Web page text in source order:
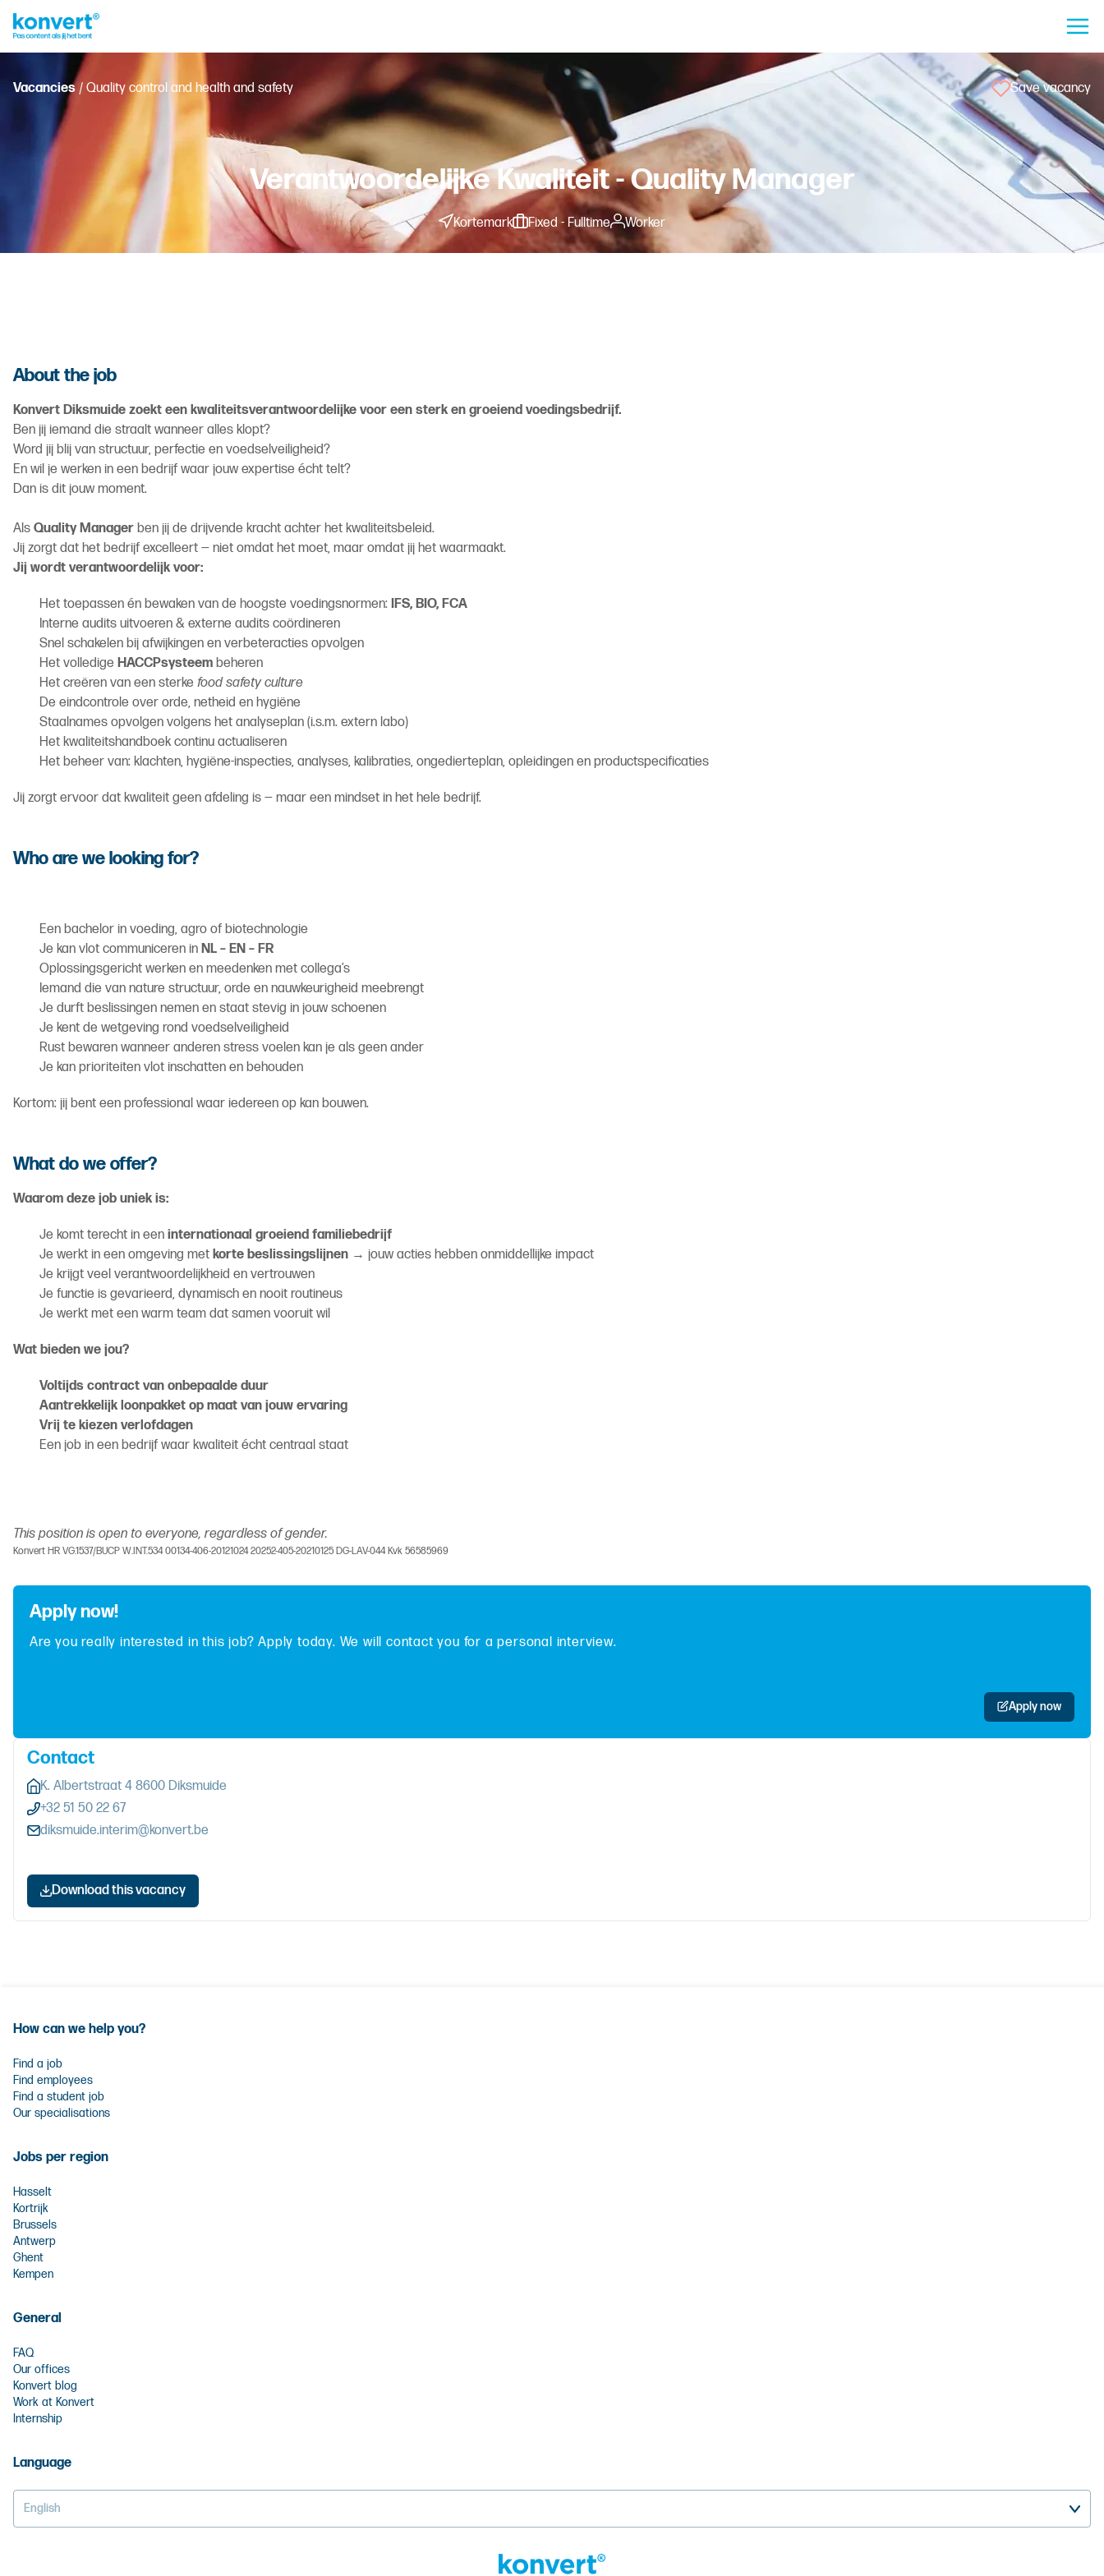
Vacancies/ Quality control and health and safety Save vacancy
Verantwoordelijke Kwaliteit - Quality Manager
Kortemark Fixed - Fulltime Worker
About the job
Konvert Diksmuide zoekt een kwaliteitsverantwoordelijke voor een sterk en groeiend voedingsbedrijf.
Ben jij iemand die straalt wanneer alles klopt?
Word jij blij van structuur, perfectie en voedselveiligheid?
En wil je werken in een bedrijf waar jouw expertise écht telt?
Dan is dit jouw moment.
Als Quality Manager ben jij de drijvende kracht achter het kwaliteitsbeleid.
Jij zorgt dat het bedrijf excelleert — niet omdat het moet, maar omdat jij het waarmaakt.
Jij wordt verantwoordelijk voor:
Het toepassen én bewaken van de hoogste voedingsnormen: IFS, BIO, FCA
Interne audits uitvoeren & externe audits coördineren
Snel schakelen bij afwijkingen en verbeteracties opvolgen
Het volledige HACCPsysteem beheren
Het creëren van een sterke food safety culture
De eindcontrole over orde, netheid en hygiëne
Staalnames opvolgen volgens het analyseplan (i.s.m. extern labo)
Het kwaliteitshandboek continu actualiseren
Het beheer van: klachten, hygiëne-inspecties, analyses, kalibraties, ongedierteplan, opleidingen en productspecificaties
Jij zorgt ervoor dat kwaliteit geen afdeling is — maar een mindset in het hele bedrijf.
Who are we looking for?
Een bachelor in voeding, agro of biotechnologie
Je kan vlot communiceren in NL – EN – FR
Oplossingsgericht werken en meedenken met collega’s
Iemand die van nature structuur, orde en nauwkeurigheid meebrengt
Je durft beslissingen nemen en staat stevig in jouw schoenen
Je kent de wetgeving rond voedselveiligheid
Rust bewaren wanneer anderen stress voelen kan je als geen ander
Je kan prioriteiten vlot inschatten en behouden
Kortom: jij bent een professional waar iedereen op kan bouwen.
What do we offer?
Waarom deze job uniek is:
Je komt terecht in een internationaal groeiend familiebedrijf
Je werkt in een omgeving met korte beslissingslijnen → jouw acties hebben onmiddellijke impact
Je krijgt veel verantwoordelijkheid en vertrouwen
Je functie is gevarieerd, dynamisch en nooit routineus
Je werkt met een warm team dat samen vooruit wil
Wat bieden we jou?
Voltijds contract van onbepaalde duur
Aantrekkelijk loonpakket op maat van jouw ervaring
Vrij te kiezen verlofdagen
Een job in een bedrijf waar kwaliteit écht centraal staat
This position is open to everyone, regardless of gender.
Konvert HR VG.1537/BUCP W.INT.534 00134-406-20121024 20252-405-20210125 DG-LAV-044 Kvk 56585969
Apply now!
Are you really interested in this job? Apply today. We will contact you for a personal interview.
Apply now
Contact
K. Albertstraat 4 8600 Diksmuide
+32 51 50 22 67
diksmuide.interim@konvert.be
Download this vacancy
How can we help you?
Find a job
Find employees
Find a student job
Our specialisations
Jobs per region
Hasselt
Kortrijk
Brussels
Antwerp
Ghent
Kempen
General
FAQ
Our offices
Konvert blog
Work at Konvert
Internship
Language
English